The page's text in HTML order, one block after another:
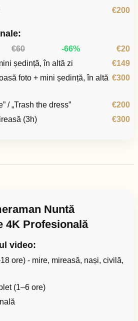
€200
€60 -66%
€20
ședință, în altă zi
€149
foto + mini ședință, în altă €300
/ „Trash the dress”
€200
(3h)
€300
Nuntă
4K Profesională
video:
ore) - mire, mireasă, nași, civilă,
(1–6 ore)